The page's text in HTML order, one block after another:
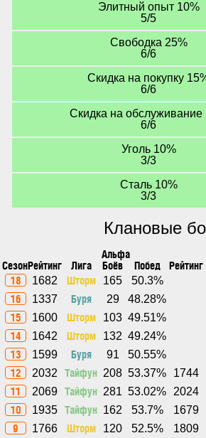
Элитный опыт 10%
5/5
Свободка 25%
6/6
Скидка на покупку
6/6
Скидка на обслуживание
6/6
Уголь 10%
3/3
Сталь 10%
3/3
Клановые
Альфа
СезонРейтинг Лига Боёв Побед Рейтинг
18
1682 Шторм 165 50.3%
16 1337 Буря 29 48.28%
15 1600 Шторм 103 49.51%
14 1642 Шторм 132 49.24%
13 1599 Буря 91 50.55%
12 2032 Тайфун 208 53.37% 1744
11 2069 Тайфун 281 53.02% 2024
10 1935 Тайфун 162 53.7% 1679
9 1766 Шторм 120 52.5% 1809